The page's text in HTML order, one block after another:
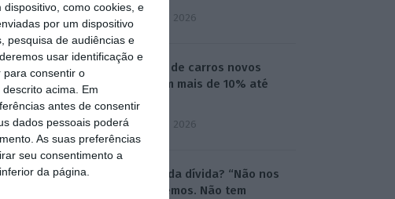
como cookies, e
por um dispositivo
pesquisa de audiências e
usar identificação e
para consentir o
acima. Em
antes de consentir
dados pessoais poderá
As suas preferências
seu consentimento a
da página.
3 Agosto 2026
Vendas de carros novos
crescem mais de 10% até
julho
3 Agosto 2026
Subida da dívida? “Não nos
assustemos. Não tem